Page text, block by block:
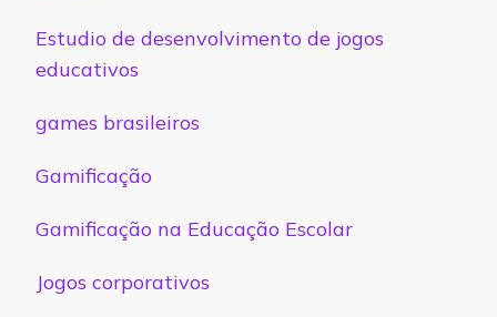
Estudio de desenvolvimento de jogos
educativos
games brasileiros
Gamificação
Gamificação na Educação Escolar
Jogos corporativos